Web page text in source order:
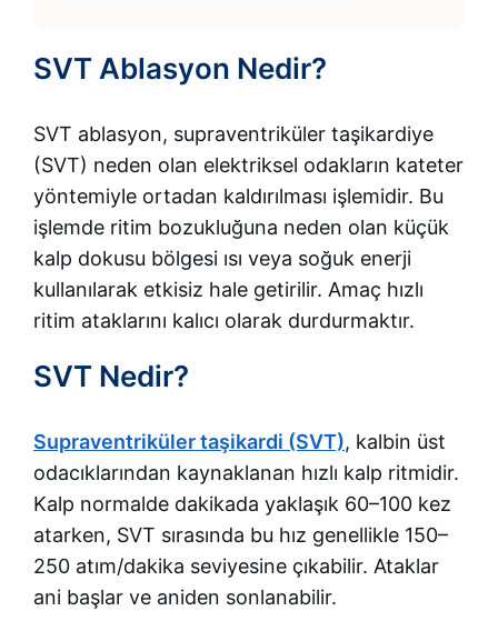
SVT Ablasyon Nedir?
SVT ablasyon, supraventriküler taşikardiye
(SVT) neden olan elektriksel odakların kateter
yöntemiyle ortadan kaldırılması işlemidir. Bu
işlemde ritim bozukluğuna neden olan küçük
kalp dokusu bölgesi ısı veya soğuk enerji
kullanılarak etkisiz hale getirilir. Amaç hızlı
ritim ataklarını kalıcı olarak durdurmaktır.
SVT Nedir?
Supraventriküler taşikardi (SVT), kalbin üst
odacıklarından kaynaklanan hızlı kalp ritmidir.
Kalp normalde dakikada yaklaşık 60–100 kez
atarken, SVT sırasında bu hız genellikle 150–
250 atım/dakika seviyesine çıkabilir. Ataklar
ani başlar ve aniden sonlanabilir.